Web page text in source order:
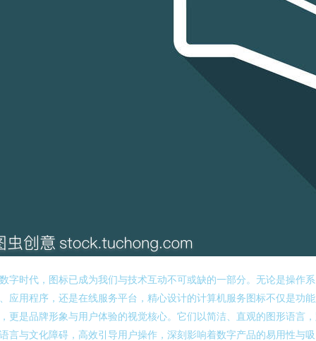
字时代，图标已成为我们与技术互动不可或缺的一部分。无论是操作系
应用程序，还是在线服务平台，精心设计的计算机服务图标不仅是功
更是品牌形象与用户体验的视觉核心。它们以简洁、直观的图形语言
言与文化障碍，高效引导用户操作，深刻影响着数字产品的易用性与